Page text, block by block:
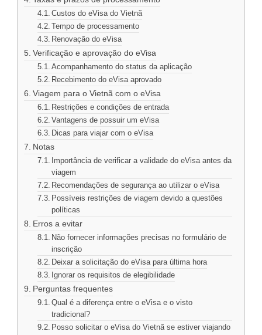
Custos do eVisa do Vietnã
Tempo de processamento
Renovação do eVisa
Verificação e aprovação do eVisa
Acompanhamento do status da aplicação
Recebimento do eVisa aprovado
Viagem para o Vietnã com o eVisa
Restrições e condições de entrada
Vantagens de possuir um eVisa
Dicas para viajar com o eVisa
Notas
Importância de verificar a validade do eVisa antes da
viagem
Recomendações de segurança ao utilizar o eVisa
Possíveis restrições de viagem devido a questões
políticas
Erros a evitar
Não fornecer informações precisas no formulário de
inscrição
Deixar a solicitação do eVisa para última hora
Ignorar os requisitos de elegibilidade
Perguntas frequentes
Qual é a diferença entre o eVisa e o visto
tradicional?
Posso solicitar o eVisa do Vietnã se estiver viajando